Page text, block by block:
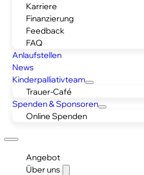
Karriere
Finanzierung
Feedback
FAQ
Anlaufstellen
News
Kinderpalliativteam
Trauer-Café
Spenden & Sponsoren
Online Spenden
Angebot
Über uns